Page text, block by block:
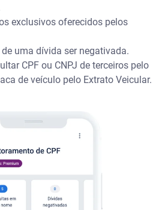
exclusivos oferecidos pelos
uma dívida ser negativada.
CPF ou CNPJ de terceiros pelo
de veículo pelo Extrato Veicular.